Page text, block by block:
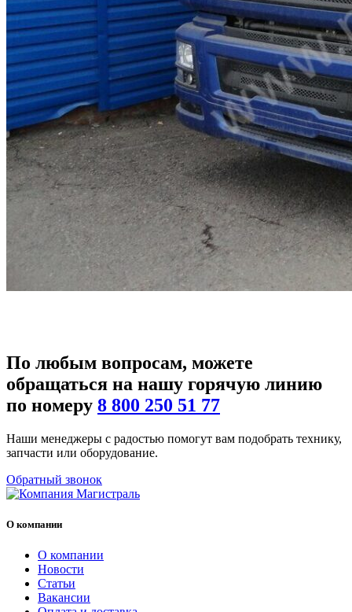
По любым вопросам, можете
обращаться на нашу горячую линию
по номеру 8 800 250 51 77
Наши менеджеры с радостью помогут вам подобрать технику,
запчасти или оборудование.
Обратный звонок
О компании
О компании
Новости
Статьи
Вакансии